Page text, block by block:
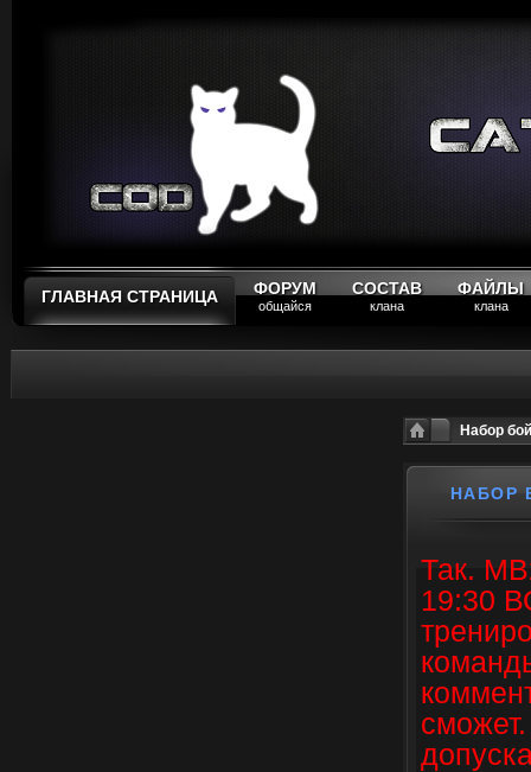
ГЛАВНАЯ СТРАНИЦА ФОРУМ
общайся
СОСТАВ
клана
ФАЙЛЫ
клана
Набор
НАБОР
Так.
19:30